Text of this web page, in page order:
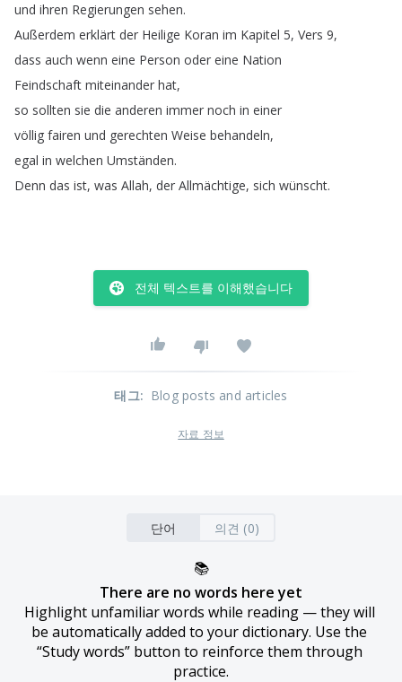
und ihren Regierungen sehen.
Außerdem erklärt der Heilige Koran im Kapitel 5, Vers 9,
dass auch wenn eine Person oder eine Nation
Feindschaft miteinander hat,
so sollten sie die anderen immer noch in einer
völlig fairen und gerechten Weise behandeln,
egal in welchen Umständen.
Denn das ist, was Allah, der Allmächtige, sich wünscht.
전체 텍스트를 이해했습니다
태그: Blog posts and articles
자료 정보
단어 의견 (0)
📚
There are no words here yet
Highlight unfamiliar words while reading — they will
be automatically added to your dictionary. Use the
“Study words” button to reinforce them through
practice.